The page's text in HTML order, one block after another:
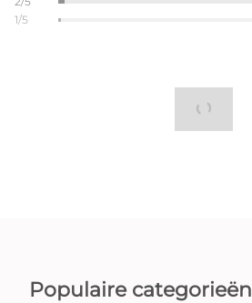
1/5
Populaire categorieën